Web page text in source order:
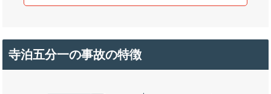
寺泊五分一の事故の特徴